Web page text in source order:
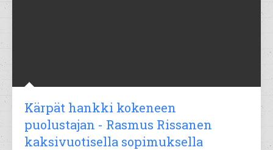
Kärpät hankki kokeneen
puolustajan - Rasmus Rissanen
kaksivuotisella sopimuksella